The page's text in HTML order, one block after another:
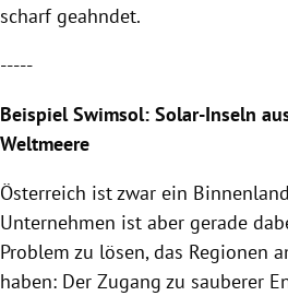
scharf geahndet.
-----
Beispiel Swimsol: Solar-Inseln
Weltmeere
Österreich ist zwar ein
Unternehmen ist aber gerade
Problem zu lösen, das Regionen
haben: Der Zugang zu sauberer